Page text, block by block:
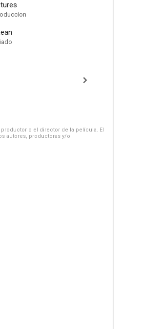
o el director de la película. El
autores, productoras y/o